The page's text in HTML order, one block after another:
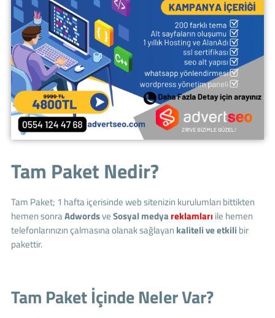
Tam Paket Nedir?
Tam Paket; 1 hafta içerisinde web sitenizin kurulumları bittikten
hemen sonraAdwordsveSosyal medya reklamları ile hemen
telefonlarınızın çalmasına olanak sağlayan kaliteli ve etkili bir
pakettir.
Tam Paket İçinde Neler Var?